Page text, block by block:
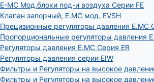
E-MC Мод.блоки под-и воздуха Серии FE
Клапан запорный, E.MC мод. EVSH
Прецизионные регуляторы давления E.MC
Пропорциональные регуляторы давления
Регуляторы давления E.MC Серия ER
Регуляторы давления серии EIW
Фильтры и Регуляторы на высокое
Фильтры и Регуляторы на высокое